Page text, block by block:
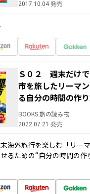
2017.10.04 発売
Ｓ０２ 週末だけ
市を旅したリーマ
る自分の時間の作
BOOKS 旅の読み物
2022.07.21 発売
海外旅行を楽しむ「リー
るための“自分の時間の作